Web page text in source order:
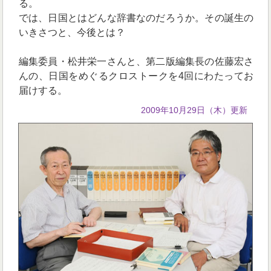
る。
では、日国とはどんな辞書なのだろうか。その誕生の
いきさつと、今後とは？
編集委員・松井栄一さんと、第二版編集長の佐藤宏さ
んの、日国をめぐるクロストークを4回にわたってお
届けする。
2009年10月29日（木）更新